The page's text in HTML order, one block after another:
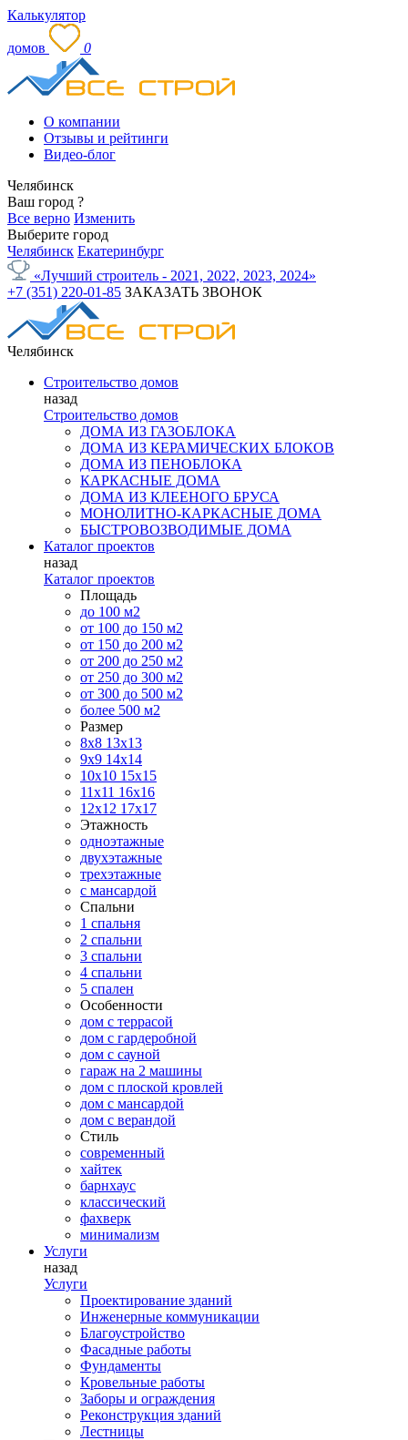
Калькулятор
домов 0
О компании
Отзывы и рейтинги
Видео-блог
Челябинск
Ваш город ?
Все верно Изменить
Выберите город
Челябинск Екатеринбург
«Лучший строитель - 2021, 2022, 2023, 2024»
+7 (351) 220-01-85 ЗАКАЗАТЬ ЗВОНОК
Челябинск
Строительство домов
назад
Строительство домов
ДОМА ИЗ ГАЗОБЛОКА
ДОМА ИЗ КЕРАМИЧЕСКИХ БЛОКОВ
ДОМА ИЗ ПЕНОБЛОКА
КАРКАСНЫЕ ДОМА
ДОМА ИЗ КЛЕЕНОГО БРУСА
МОНОЛИТНО-КАРКАСНЫЕ ДОМА
БЫСТРОВОЗВОДИМЫЕ ДОМА
Каталог проектов
назад
Каталог проектов
Площадь
до 100 м2
от 100 до 150 м2
от 150 до 200 м2
от 200 до 250 м2
от 250 до 300 м2
от 300 до 500 м2
более 500 м2
Размер
8х8 13х13
9х9 14х14
10х10 15х15
11x11 16х16
12х12 17х17
Этажность
одноэтажные
двухэтажные
трехэтажные
с мансардой
Спальни
1 спальня
2 спальни
3 спальни
4 спальни
5 спален
Особенности
дом с террасой
дом с гардеробной
дом с сауной
гараж на 2 машины
дом с плоской кровлей
дом с мансардой
дом с верандой
Стиль
современный
хайтек
барнхаус
классический
фахверк
минимализм
Услуги
назад
Услуги
Проектирование зданий
Инженерные коммуникации
Благоустройство
Фасадные работы
Фундаменты
Кровельные работы
Заборы и ограждения
Реконструкция зданий
Лестницы